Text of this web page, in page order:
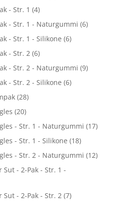
- Str. 1 (4)
- Str. 1 - Naturgummi (6)
- Str. 1 - Silikone (6)
- Str. 2 (6)
- Str. 2 - Naturgummi (9)
- Str. 2 - Silikone (6)
(28)
(20)
- Str. 1 - Naturgummi (17)
- Str. 1 - Silikone (18)
- Str. 2 - Naturgummi (12)
Sut - 2-Pak - Str. 1 -
Sut - 2-Pak - Str. 2 (7)